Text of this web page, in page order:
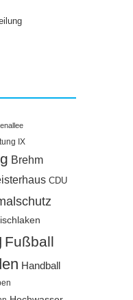
IX
Brehm
CDU
Fußball
Handball